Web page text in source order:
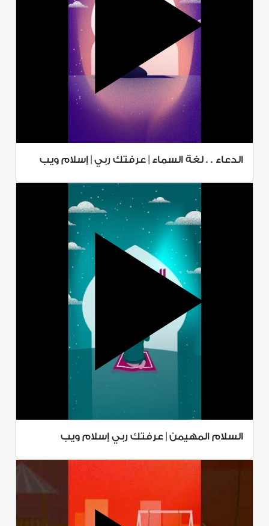
الدعاء . . لغة السماء | عرفتك ربي | إسلام ويب
السلام المهيمن | عرفتك ربي إسلام ويب